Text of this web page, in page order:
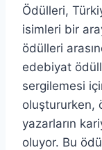
Ödülleri,
isimleri bir
ödülleri
edebiyat
sergilemesi
oluştururken,
yazarların
oluyor. Bu